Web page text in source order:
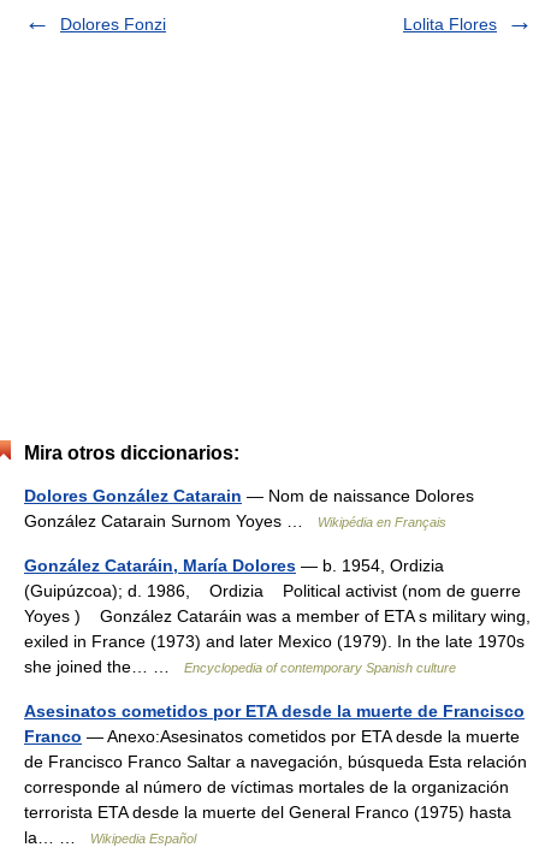
Dolores Fonzi
Lolita Flores
Mira otros diccionarios:
Dolores González Catarain — Nom de naissance Dolores
González Catarain Surnom Yoyes …
Wikipédia en Français
González Cataráin, María Dolores — b. 1954, Ordizia
(Guipúzcoa); d. 1986, Ordizia Political activist (nom de guerre
Yoyes ) González Cataráin was a member of ETA s military wing,
exiled in France (1973) and later Mexico (1979). In the late 1970s
she joined the… …
Encyclopedia of contemporary Spanish culture
Asesinatos cometidos por ETA desde la muerte de Francisco
Franco — Anexo:Asesinatos cometidos por ETA desde la muerte
de Francisco Franco Saltar a navegación, búsqueda Esta relación
corresponde al número de víctimas mortales de la organización
terrorista ETA desde la muerte del General Franco (1975) hasta
la… …
Wikipedia Español